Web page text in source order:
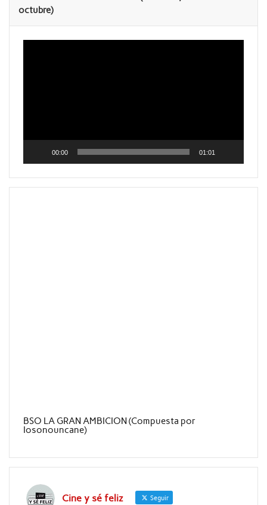
octubre)
Reproductor
00:00 01:01
BSO LA GRAN AMBICION (Compuesta por
Iosonouncane)
Cine y sé feliz Seguir